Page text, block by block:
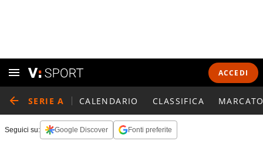
ACCEDI
SERIE A CALENDARIO CLASSIFICA
Seguici su: Google Discover Fonti preferite